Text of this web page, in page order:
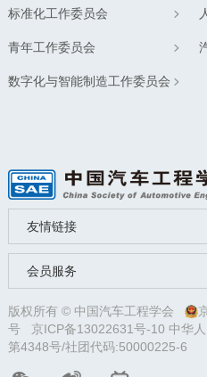
标准化工作委员会
青年工作委员会
数字化与智能制造工作委员会
友情链接
会员服务
版权所有 © 中国汽车工程学会
号
京ICP备13022631号-10 中华
第4348号/社团代码:50000225-6